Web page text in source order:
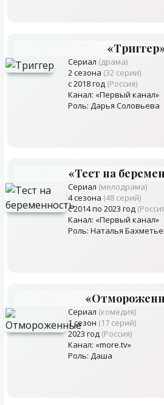
Сериал (драма)
2 сезона (32 серии)
с 2018 год (Россия)
Канал: «Первый канал»
Роль: Дарья Соловьева
«Тест на
Сериал (мелодрама)
4 сезона (48 серий)
с 2014 по 2023 год
Канал: «Первый канал»
Роль: Наталья
Сериал (комедия)
1 сезон (17 серий)
2023 год (Россия)
Канал: «more.tv»
Роль: Даша